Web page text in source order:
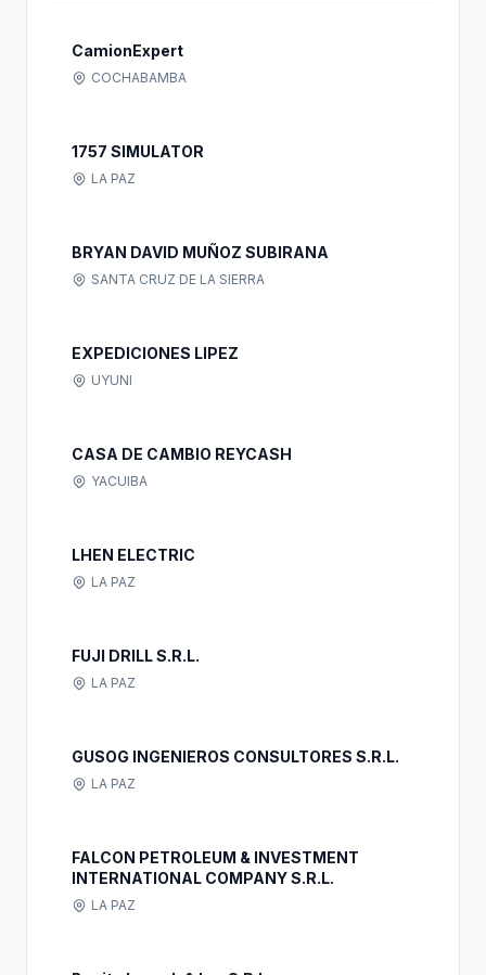
CamionExpert
COCHABAMBA
1757 SIMULATOR
LA PAZ
BRYAN DAVID MUÑOZ SUBIRANA
SANTA CRUZ DE LA SIERRA
EXPEDICIONES LIPEZ
UYUNI
CASA DE CAMBIO REYCASH
YACUIBA
LHEN ELECTRIC
LA PAZ
FUJI DRILL S.R.L.
LA PAZ
GUSOG INGENIEROS CONSULTORES S.R.L.
LA PAZ
FALCON PETROLEUM & INVESTMENT
INTERNATIONAL COMPANY S.R.L.
LA PAZ